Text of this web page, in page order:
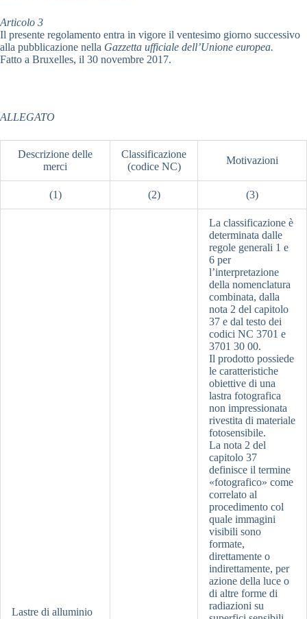
Articolo 3
Il presente regolamento entra in vigore il ventesimo giorno successivo
alla pubblicazione nella Gazzetta ufficiale dell’Unione europea.
Fatto a Bruxelles, il 30 novembre 2017.
ALLEGATO
Descrizione delle
merci
Classificazione
(codice NC)
Motivazioni
(1) (2) (3)
Lastre di alluminio
La classificazione è
determinata dalle
regole generali 1 e
6 per
l’interpretazione
della nomenclatura
combinata, dalla
nota 2 del capitolo
37 e dal testo dei
codici NC 3701 e
3701 30 00.
Il prodotto possiede
le caratteristiche
obiettive di una
lastra fotografica
non impressionata
rivestita di materiale
fotosensibile.
La nota 2 del
capitolo 37
definisce il termine
«fotografico» come
correlato al
procedimento col
quale immagini
visibili sono
formate,
direttamente o
indirettamente, per
azione della luce o
di altre forme di
radiazioni su